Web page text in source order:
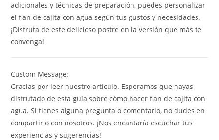
adicionales y técnicas de preparación, puedes personalizar
el flan de cajita con agua según tus gustos y necesidades.
¡Disfruta de este delicioso postre en la versión que más te
convenga!
Custom Message:
Gracias por leer nuestro artículo. Esperamos que hayas
disfrutado de esta guía sobre cómo hacer flan de cajita con
agua. Si tienes alguna pregunta o comentario, no dudes en
compartirlo con nosotros. ¡Nos encantaría escuchar tus
experiencias y sugerencias!